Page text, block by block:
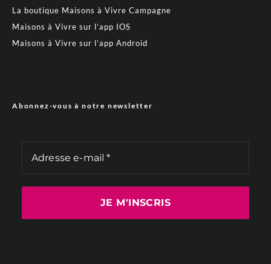
La boutique Maisons à Vivre Campagne
Maisons à Vivre sur l’app IOS
Maisons à Vivre sur l’app Android
Abonnez-vous à notre newsletter